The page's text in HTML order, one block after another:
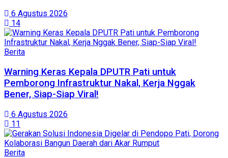
6 Agustus 2026
14
Berita
Warning Keras Kepala DPUTR Pati untuk
Pemborong Infrastruktur Nakal, Kerja Nggak
Bener, Siap-Siap Viral!
6 Agustus 2026
11
Berita